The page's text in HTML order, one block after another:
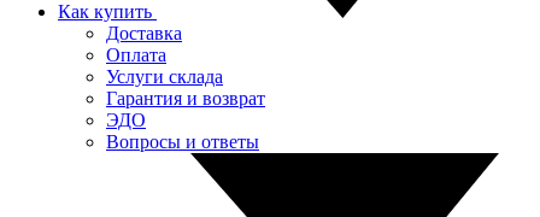
Как купить
Доставка
Оплата
Услуги склада
Гарантия и возврат
ЭДО
Вопросы и ответы